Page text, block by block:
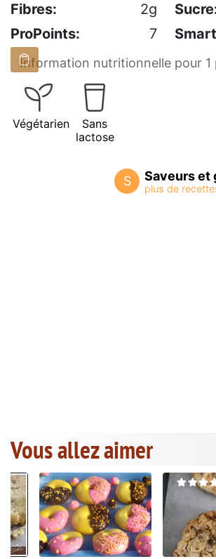
Fibres:
2g
ProPoints:
7
Information nutritionnelle pour
Végétarien
Sans
lactose
S Saveurs et
Vous allez aimer